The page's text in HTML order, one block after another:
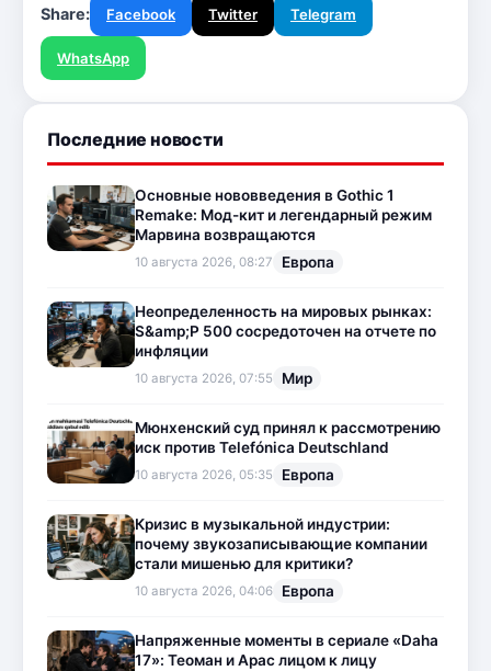
Share: Facebook Twitter Telegram
WhatsApp
Последние новости
Основные нововведения в Gothic 1
Remake: Мод-кит и легендарный режим
Марвина возвращаются
10 августа 2026, 08:27 Европа
Неопределенность на мировых рынках:
S&amp;P 500 сосредоточен на отчете по
инфляции
10 августа 2026, 07:55 Мир
Мюнхенский суд принял к рассмотрению
иск против Telefónica Deutschland
10 августа 2026, 05:35 Европа
Кризис в музыкальной индустрии:
почему звукозаписывающие компании
стали мишенью для критики?
10 августа 2026, 04:06 Европа
Напряженные моменты в сериале «Daha
17»: Теоман и Арас лицом к лицу